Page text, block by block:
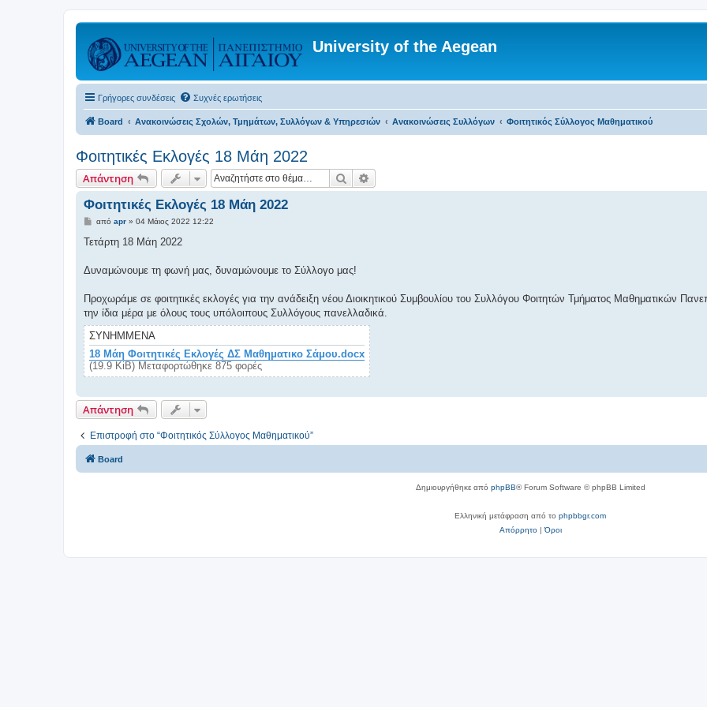
University of the Aegean
Γρήγορες συνδέσεις Συχνές ερωτήσεις
Board Ανακοινώσεις Σχολών, Τμημάτων, Συλλόγων & Υπηρεσιών Ανακοινώσεις Συλλόγων Φοιτητικός Σύλλογος Μαθηματικού
Φοιτητικές Εκλογές 18 Μάη 2022
Απάντηση Αναζήτηση
Φοιτητικές Εκλογές 18 Μάη 2022
Δ
μ
ί
σ
από apr» 04 Μάιος 2022 12:22
Τετάρτη 18 Μάη 2022
Δυναμώνουμε τη φωνή μας, δυναμώνουμε το Σύλλογο μας!
Προχωράμε σε φοιτητικές εκλογές για την ανάδειξη νέου Διοικητικού Συμβουλίου του Συλλόγου Φοιτητών Τμήματος Μαθηματικών
την ίδια μέρα με όλους τους υπόλοιπους Συλλόγους πανελλαδικά.
ΣΥΝΗΜΜΈΝΑ
18 Μάη Φοιτητικές Εκλογές ΔΣ Μαθηματικο Σάμου.docx
(19.9 KiB) Μεταφορτώθηκε 875 φορές
Απάντηση
Επιστροφή στο “Φοιτητικός Σύλλογος Μαθηματικού”
Board
Δημιουργήθηκε από phpBB® Forum Software © phpBB Limited
Ελληνική μετάφραση από το phpbbgr.com
Απόρρητο|Όροι